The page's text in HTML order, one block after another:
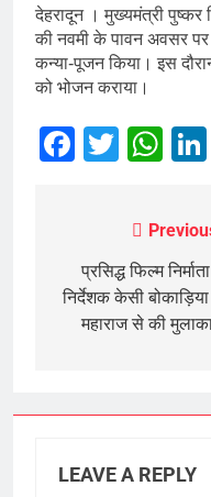
देहरादून । मुख्यमंत्री पुष्कर
की नवमी के पावन अवसर
कन्या-पूजन किया। इस
को भोजन कराया।
navigation
प्रसिद्ध फिल्म
निर्देशक केसी
महाराज से की
LEAVE A REPLY